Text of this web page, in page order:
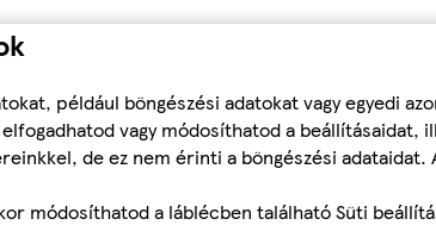
például böngészési adatokat vagy egyedi
vagy módosíthatod a beállításaidat,
de ez nem érinti a böngészési
módosíthatod a láblécben található Süti